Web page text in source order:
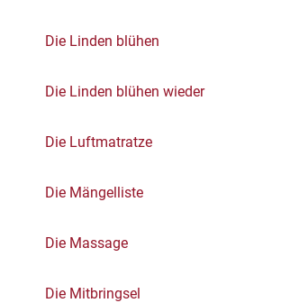
Die Linden blühen
Die Linden blühen wieder
Die Luftmatratze
Die Mängelliste
Die Massage
Die Mitbringsel